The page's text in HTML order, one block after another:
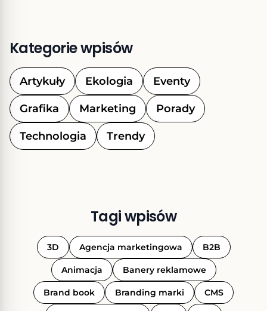
Kategorie wpisów
Artykuły Ekologia Eventy
Grafika Marketing Porady
Technologia Trendy
Tagi wpisów
3D Agencja marketingowa B2B
Animacja Banery reklamowe
Brand book Branding marki CMS